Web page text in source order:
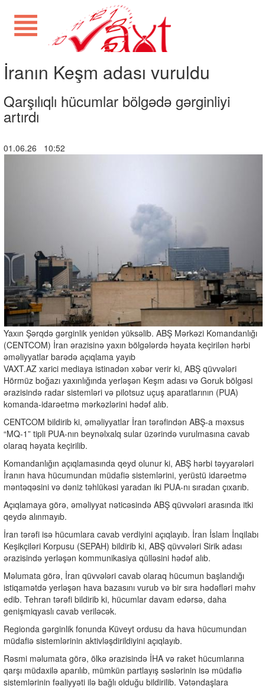
İranın Keşm adası vuruldu
Qarşılıqlı hücumlar bölgədə gərginliyi
artırdı
01.06.26 10:52
Yaxın Şərqdə gərginlik yenidən yüksəlib. ABŞ Mərkəzi Komandanlığı
(CENTCOM) İran ərazisinə yaxın bölgələrdə həyata keçirilən hərbi
əməliyyatlar barədə açıqlama yayıb
VAXT.AZ xarici mediaya istinadən xəbər verir ki, ABŞ qüvvələri
Hörmüz boğazı yaxınlığında yerləşən Keşm adası və Goruk bölgəsi
ərazisində radar sistemləri və pilotsuz uçuş aparatlarının (PUA)
komanda-idarəetmə mərkəzlərini hədəf alıb.
CENTCOM bildirib ki, əməliyyatlar İran tərəfindən ABŞ-a məxsus
“MQ-1” tipli PUA-nın beynəlxalq sular üzərində vurulmasına cavab
olaraq həyata keçirilib.
Komandanlığın açıqlamasında qeyd olunur ki, ABŞ hərbi təyyarələri
İranın hava hücumundan müdafiə sistemlərini, yerüstü idarəetmə
məntəqəsini və dəniz təhlükəsi yaradan iki PUA-nı sıradan çıxarıb.
Açıqlamaya görə, əməliyyat nəticəsində ABŞ qüvvələri arasında itki
qeydə alınmayıb.
İran tərəfi isə hücumlara cavab verdiyini açıqlayıb. İran İslam İnqilabı
Keşikçiləri Korpusu (SEPAH) bildirib ki, ABŞ qüvvələri Sirik adası
ərazisində yerləşən kommunikasiya qülləsini hədəf alıb.
Məlumata görə, İran qüvvələri cavab olaraq hücumun başlandığı
istiqamətdə yerləşən hava bazasını vurub və bir sıra hədəfləri məhv
edib. Tehran tərəfi bildirib ki, hücumlar davam edərsə, daha
genişmiqyaslı cavab veriləcək.
Regionda gərginlik fonunda Küveyt ordusu da hava hücumundan
müdafiə sistemlərinin aktivləşdirildiyini açıqlayıb.
Rəsmi məlumata görə, ölkə ərazisində İHA və raket hücumlarına
qarşı müdaxilə aparılıb, mümkün partlayış səslərinin isə müdafiə
sistemlərinin fəaliyyəti ilə bağlı olduğu bildirilib. Vətəndaşlara